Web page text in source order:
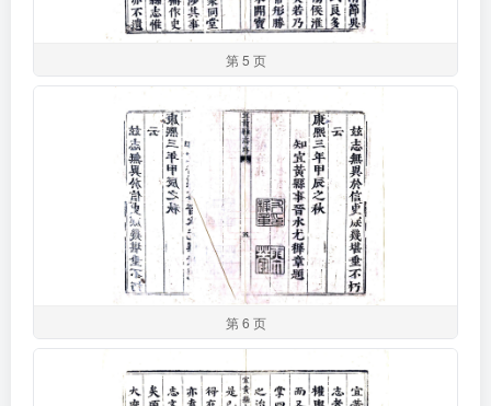
第 5 页
第 6 页